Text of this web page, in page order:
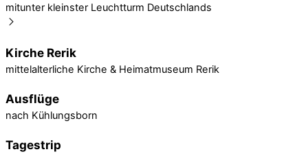
mitunter kleinster Leuchtturm Deutschlands
Kirche Rerik
mittelalterliche Kirche & Heimatmuseum Rerik
Ausflüge
nach Kühlungsborn
Tagestrip